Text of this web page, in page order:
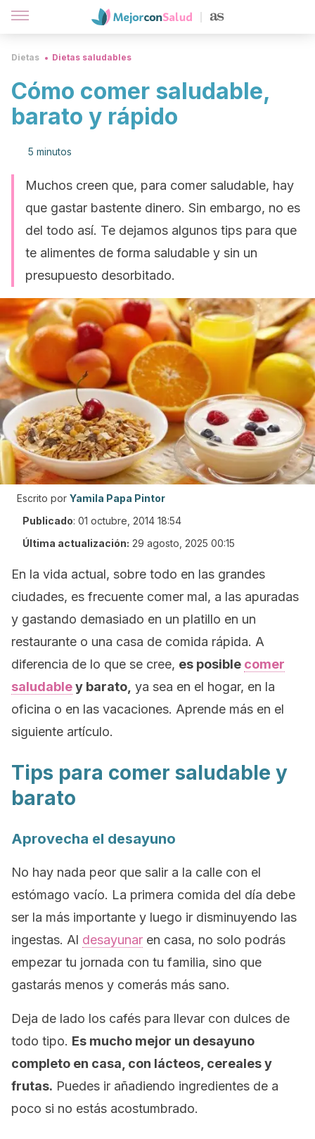
Dietas Dietas saludables
Cómo comer saludable,
barato y rápido
5 minutos
Muchos creen que, para comer saludable, hay
que gastar bastente dinero. Sin embargo, no es
del todo así. Te dejamos algunos tips para que
te alimentes de forma saludable y sin un
presupuesto desorbitado.
Escrito por Yamila Papa Pintor
Publicado: 01 octubre, 2014 18:54
Última actualización: 29 agosto, 2025 00:15
En la vida actual, sobre todo en las grandes
ciudades, es frecuente comer mal, a las apuradas
y gastando demasiado en un platillo en un
restaurante o una casa de comida rápida. A
diferencia de lo que se cree, es posible comer
saludabley barato, ya sea en el hogar, en la
oficina o en las vacaciones. Aprende más en el
siguiente artículo.
Tips para comer saludable y
barato
Aprovecha el desayuno
No hay nada peor que salir a la calle con el
estómago vacío. La primera comida del día debe
ser la más importante y luego ir disminuyendo las
ingestas. Al desayunar en casa, no solo podrás
empezar tu jornada con tu familia, sino que
gastarás menos y comerás más sano.
Deja de lado los cafés para llevar con dulces de
todo tipo. Es mucho mejor un desayuno
completo en casa, con lácteos, cereales y
frutas. Puedes ir añadiendo ingredientes de a
poco si no estás acostumbrado.